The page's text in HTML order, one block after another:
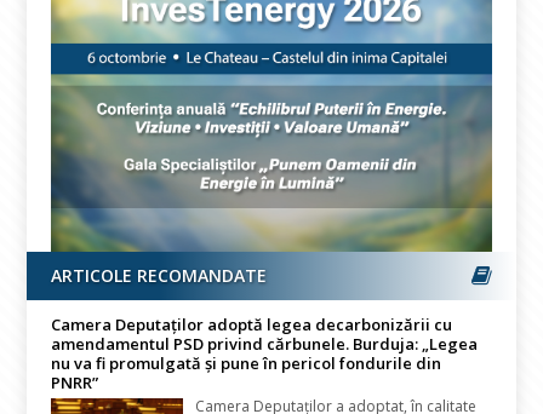
ARTICOLE RECOMANDATE
Camera Deputaților adoptă legea decarbonizării cu
amendamentul PSD privind cărbunele. Burduja: „Legea
nu va fi promulgată și pune în pericol fondurile din
PNRR”
Camera Deputaților a adoptat, în calitate